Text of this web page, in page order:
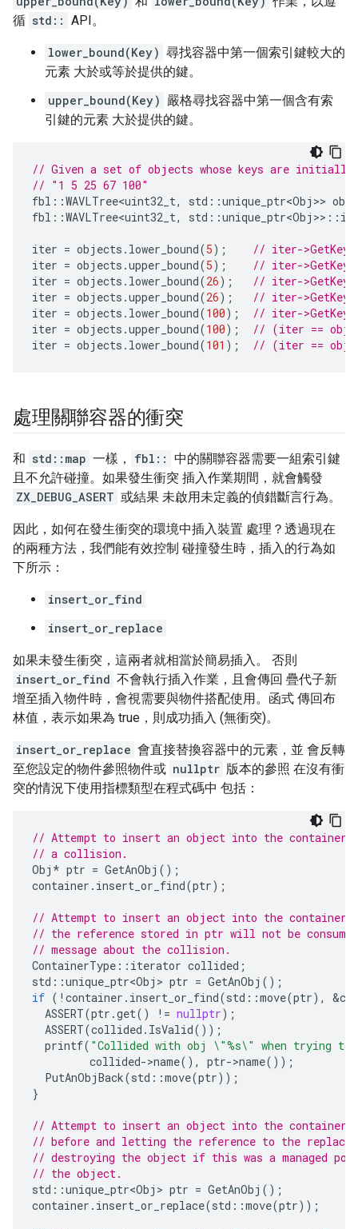
循 std:: API。
lower_bound(Key) 尋找容器中第一個索引鍵較大的
元素 大於或等於提供的鍵。
upper_bound(Key) 嚴格尋找容器中第一個含有索
引鍵的元素 大於提供的鍵。
// Given a set of objects whose keys are initially
// "1 5 25 67 100"
fbl ::WAVLTree<uint32_t, std ::unique_ptr<Obj>>
fbl ::WAVLTree<uint32_t, std ::unique_ptr<Obj>> ::
iter = objects . lower_bound(5);
// iter-
iter = objects .upper_bound(5);
// iter-
iter = objects . lower_bound(26);
// iter-
iter = objects .upper_bound(26);
// iter-
iter = objects . lower_bound(100);
// iter-
iter = objects .upper_bound(100);
// (iter ==
iter = objects . lower_bound(101 ); // (iter ==
處理關聯容器的衝突
和 std::map 一樣， fbl:: 中的關聯容器需要一組索引鍵
且不允許碰撞。如果發生衝突 插入作業期間，就會觸發
ZX_DEBUG_ASERT 或結果 未啟用未定義的偵錯斷言行為。
因此，如何在發生衝突的環境中插入裝置 處理？透過現在
的兩種方法，我們能有效控制 碰撞發生時，插入的行為如
下所示：
insert_or_find
insert_or_replace
如果未發生衝突，這兩者就相當於簡易插入。 否則
insert_or_find 不會執行插入作業，且會傳回 疊代子新
增至插入物件時，會視需要與物件搭配使用。函式 傳回布
林值，表示如果為 true，則成功插入 (無衝突)。
insert_or_replace 會直接替換容器中的元素，並 會反轉
至您設定的物件參照物件或 nullptr 版本的參照 在沒有衝
突的情況下使用指標類型在程式碼中 包括：
// Attempt to insert an object into the container,
// a collision.
Obj * ptr = GetAnObj ();
container . insert_or_find(ptr);
// Attempt to insert an object into the
// the reference stored in ptr will not be
// message about the collision.
ContainerType :: iterator collided ;
std ::unique_ptr<Obj> ptr = GetAnObj ();
if ( ! container . insert_or_find(std ::move(ptr), &
ASSERT(ptr .get() != nullptr);
ASSERT(collided . IsValid());
printf( "Collided with obj \"%s\" when trying
collided->name(), ptr->name());
PutAnObjBack(std ::move(ptr));
}
// Attempt to insert an object into the container,
// before and letting the reference to the
// destroying the object if this was a managed
// the object.
std ::unique_ptr<Obj> ptr = GetAnObj ();
container . insert_or_replace(std ::move(ptr));